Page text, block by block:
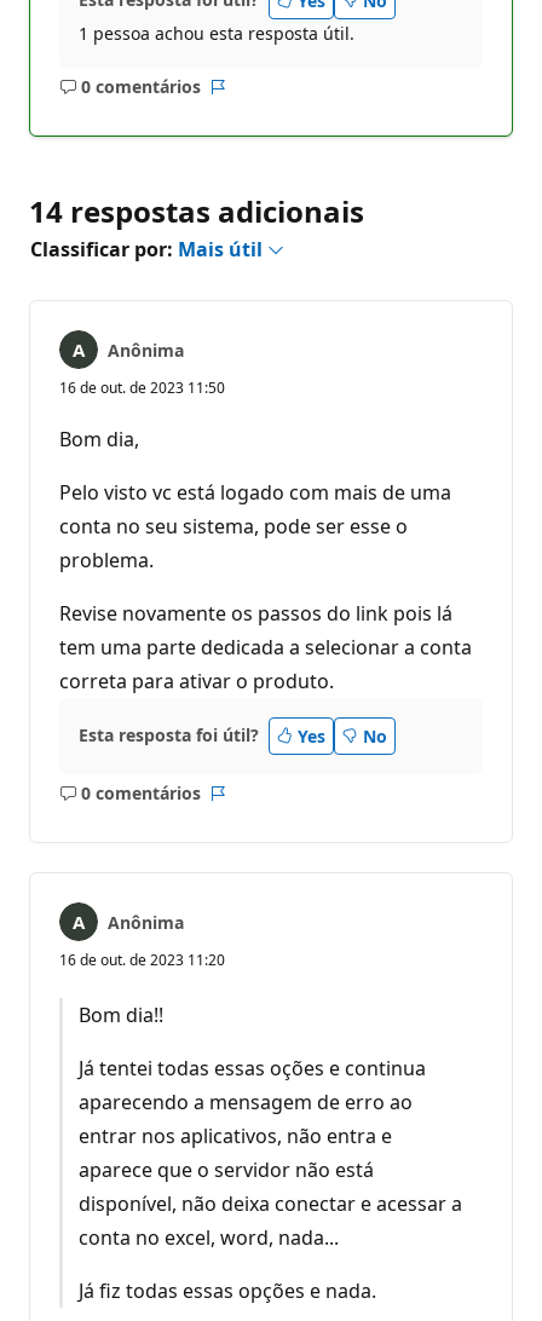
1 pessoa achou esta resposta útil.
0 comentários
Sem
14 respostas adicionais
Classificar por: Mais útil
Anônima
16 de out. de 2023 11:50
Bom dia,
Pelo visto vc está logado com mais de uma
conta no seu sistema, pode ser esse o
problema.
Revise novamente os passos do link pois lá
tem uma parte dedicada a selecionar a conta
correta para ativar o produto.
Esta resposta foi útil? Yes No
0 comentários
Sem
Anônima
16 de out. de 2023 11:20
Bom dia!!
Já tentei todas essas oções e continua
aparecendo a mensagem de erro ao
entrar nos aplicativos, não entra e
aparece que o servidor não está
disponível, não deixa conectar e acessar a
conta no excel, word, nada...
Já fiz todas essas opções e nada.